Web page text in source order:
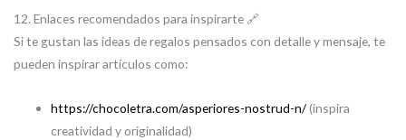
12. Enlaces recomendados para inspirarte 🔗
Si te gustan las ideas de regalos pensados con detalle y mensaje, te
pueden inspirar artículos como:
https://chocoletra.com/asperiores-nostrud-n/(inspira
creatividad y originalidad)